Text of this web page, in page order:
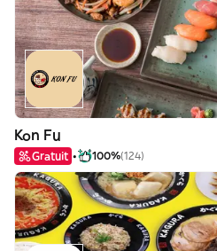
Kon Fu
Gratuit 100%(124)